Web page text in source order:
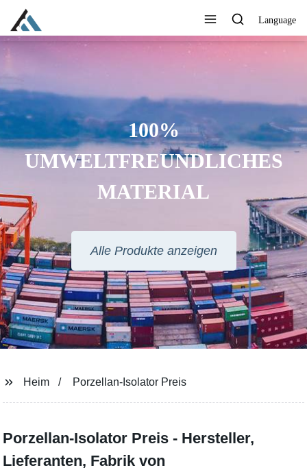
Language
100%
UMWELTFREUNDLICHES
MATERIAL
Alle Produkte anzeigen
Heim Porzellan-Isolator Preis
Porzellan-Isolator Preis - Hersteller,
Lieferanten, Fabrik von